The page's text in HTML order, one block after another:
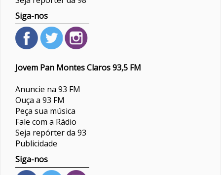
Siga-nos
Jovem Pan Montes Claros 93,5 FM
Anuncie na 93 FM
Ouça a 93 FM
Peça sua música
Fale com a Rádio
Seja repórter da 93
Publicidade
Siga-nos